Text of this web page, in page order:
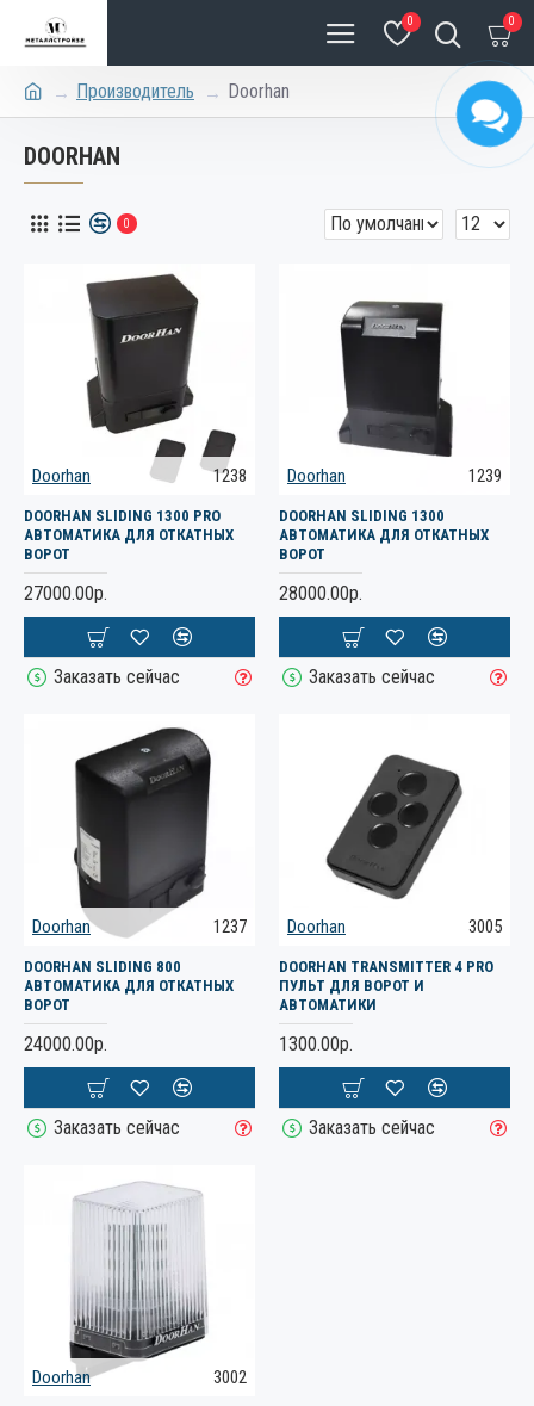
0 0
Производитель Doorhan
DOORHAN
0
Doorhan 1238
DOORHAN SLIDING 1300 PRO
АВТОМАТИКА ДЛЯ ОТКАТНЫХ
ВОРОТ
27000.00р.
Заказать сейчас
Doorhan 1239
DOORHAN SLIDING 1300
АВТОМАТИКА ДЛЯ ОТКАТНЫХ
ВОРОТ
28000.00р.
Заказать сейчас
Doorhan 1237
DOORHAN SLIDING 800
АВТОМАТИКА ДЛЯ ОТКАТНЫХ
ВОРОТ
24000.00р.
Заказать сейчас
Doorhan 3005
DOORHAN TRANSMITTER 4 PRO
ПУЛЬТ ДЛЯ ВОРОТ И
АВТОМАТИКИ
1300.00р.
Заказать сейчас
Doorhan 3002